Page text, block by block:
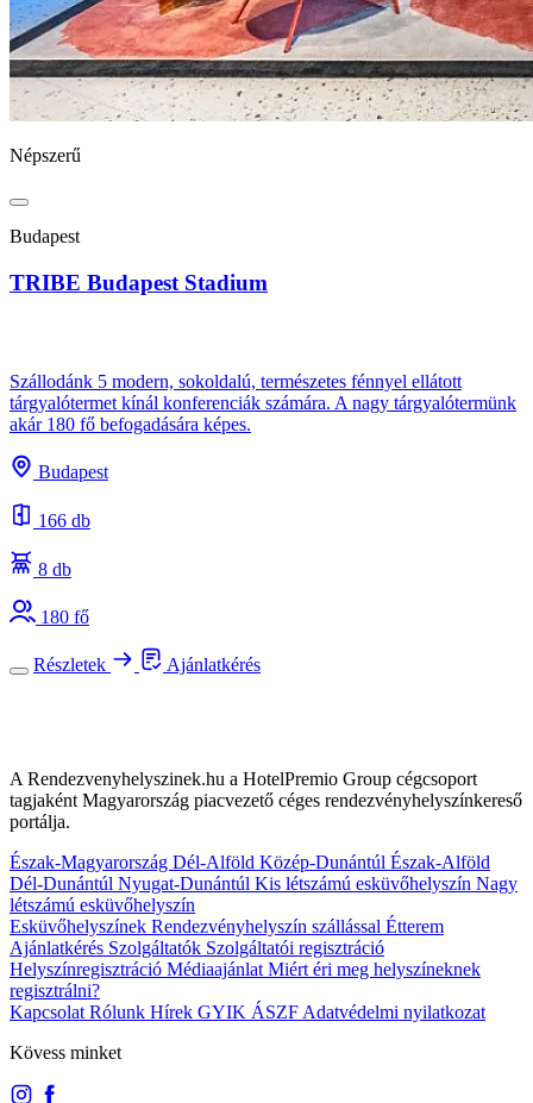
Népszerű
Budapest
TRIBE Budapest Stadium
Szállodánk 5 modern, sokoldalú, természetes fénnyel ellátott
tárgyalótermet kínál konferenciák számára. A nagy tárgyalótermünk
akár 180 fő befogadására képes.
Budapest
166 db
8 db
180 fő
Részletek Ajánlatkérés
A Rendezvenyhelyszinek.hu a HotelPremio Group cégcsoport
tagjaként Magyarország piacvezető céges rendezvényhelyszínkereső
portálja.
Észak-Magyarország Dél-Alföld Közép-Dunántúl Észak-Alföld
Dél-Dunántúl Nyugat-Dunántúl Kis létszámú esküvőhelyszín Nagy
létszámú esküvőhelyszín
Esküvőhelyszínek Rendezvényhelyszín szállással Étterem
Ajánlatkérés Szolgáltatók Szolgáltatói regisztráció
Helyszínregisztráció Médiaajánlat Miért éri meg helyszíneknek
regisztrálni?
Kapcsolat Rólunk Hírek GYIK ÁSZF Adatvédelmi nyilatkozat
Kövess minket